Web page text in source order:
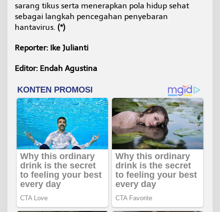
sarang tikus serta menerapkan pola hidup sehat
sebagai langkah pencegahan penyebaran
hantavirus. (*)
Reporter: Ike Julianti
Editor: Endah Agustina